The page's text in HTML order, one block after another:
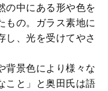
の中にある形や色を
もの。ガラス素地に
し、光を受けてやさ
背景色により様々な
こと」と奥田氏は語